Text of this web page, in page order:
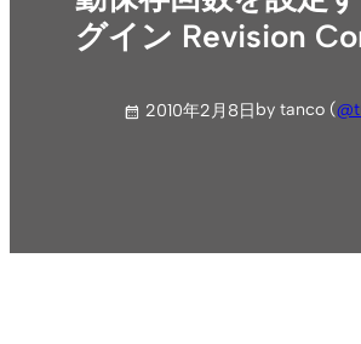
グイン Revision
2010年2月8日by tanco (